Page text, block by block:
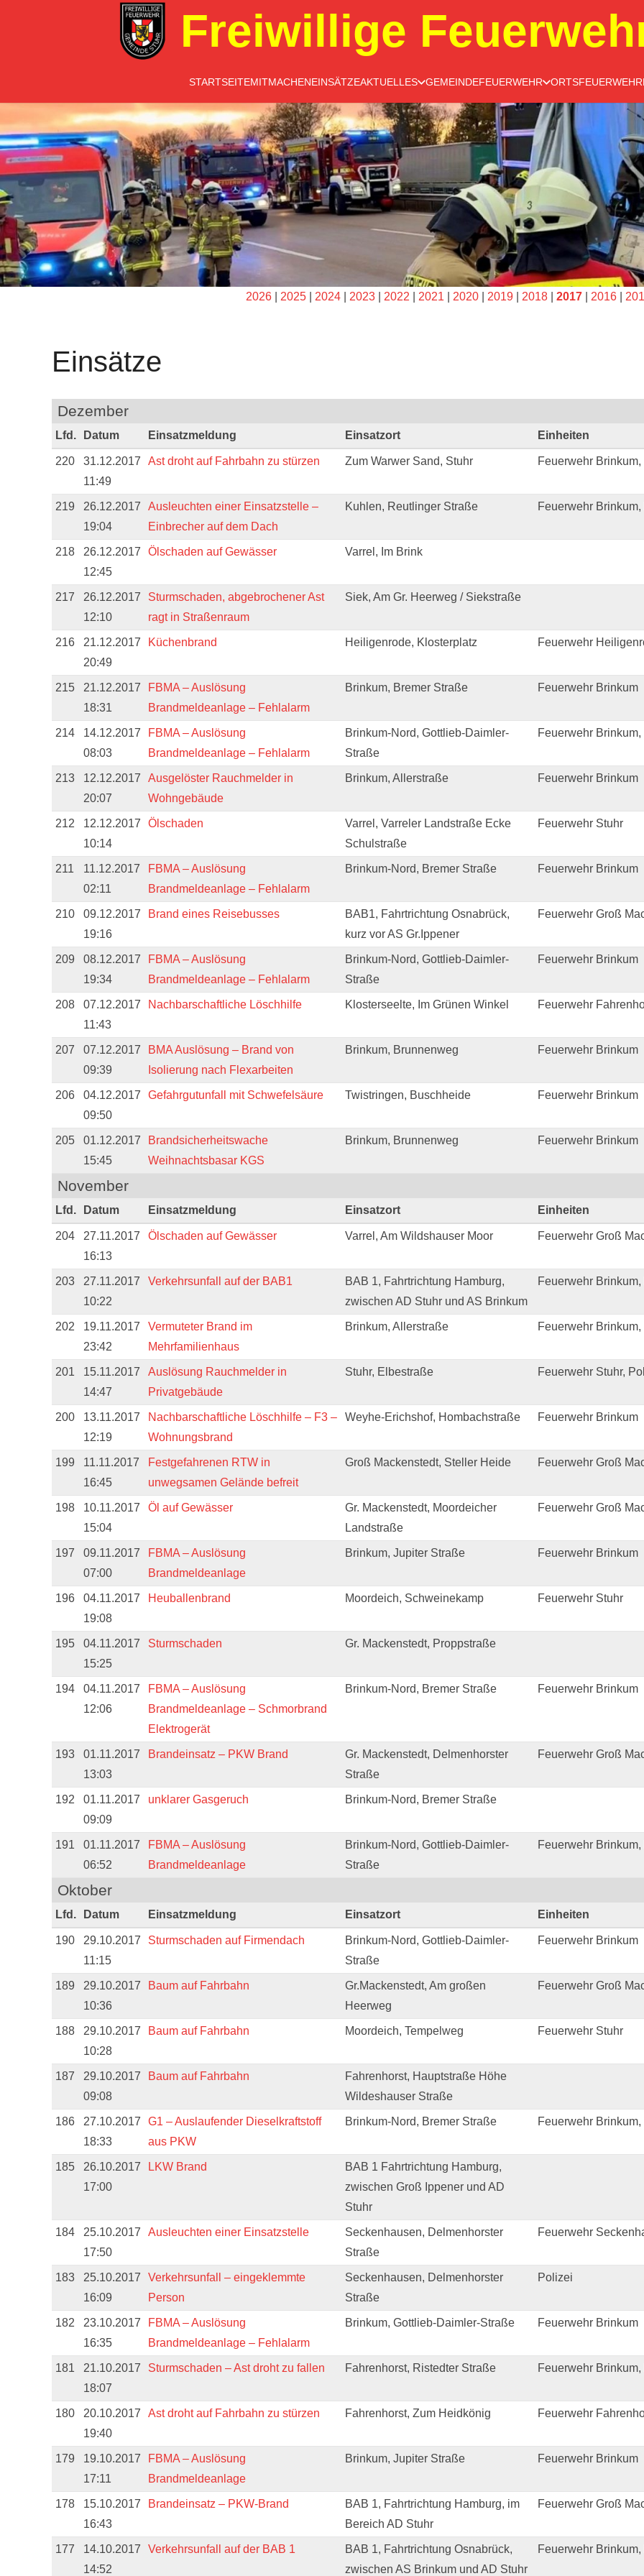
Freiwillige
STARTSEITEMITMACHENEINSÄTZEAKTUELLES GEMEINDEFEUERWEHR
2026 2025 2024 2023 2022 2021 2020 2019 2018 2017 2016
Einsätze
Dezember
Lfd. Datum Einsatzmeldung Einsatzort Einheiten
220
31.12.2017
11:49
Ast droht auf Fahrbahn zu stürzen Zum Warwer Sand, Stuhr Feuerwehr
219
26.12.2017
19:04
Ausleuchten einer Einsatzstelle –
Einbrecher auf dem Dach
Kuhlen, Reutlinger Straße Feuerwehr
218
26.12.2017
12:45
Ölschaden auf Gewässer Varrel, Im Brink
217
26.12.2017
12:10
Sturmschaden, abgebrochener Ast
ragt in Straßenraum
Siek, Am Gr. Heerweg / Siekstraße
216
21.12.2017
20:49
Küchenbrand Heiligenrode, Klosterplatz Feuerwehr
215
21.12.2017
18:31
FBMA – Auslösung
Brandmeldeanlage – Fehlalarm
Brinkum, Bremer Straße Feuerwehr Brinkum
214
14.12.2017
08:03
FBMA – Auslösung
Brandmeldeanlage – Fehlalarm
Brinkum-Nord, Gottlieb-Daimler-
Straße
Feuerwehr
213
12.12.2017
20:07
Ausgelöster Rauchmelder in
Wohngebäude
Brinkum, Allerstraße Feuerwehr Brinkum
212
12.12.2017
10:14
Ölschaden
Varrel, Varreler Landstraße Ecke
Schulstraße
Feuerwehr Stuhr
211
11.12.2017
02:11
FBMA – Auslösung
Brandmeldeanlage – Fehlalarm
Brinkum-Nord, Bremer Straße Feuerwehr Brinkum
210
09.12.2017
19:16
Brand eines Reisebusses
BAB1, Fahrtrichtung Osnabrück,
kurz vor AS Gr.Ippener
Feuerwehr Groß
209
08.12.2017
19:34
FBMA – Auslösung
Brandmeldeanlage – Fehlalarm
Brinkum-Nord, Gottlieb-Daimler-
Straße
Feuerwehr Brinkum
208
07.12.2017
11:43
Nachbarschaftliche Löschhilfe Klosterseelte, Im Grünen Winkel Feuerwehr
207
07.12.2017
09:39
BMA Auslösung – Brand von
Isolierung nach Flexarbeiten
Brinkum, Brunnenweg Feuerwehr Brinkum
206
04.12.2017
09:50
Gefahrgutunfall mit Schwefelsäure Twistringen, Buschheide Feuerwehr Brinkum
205
01.12.2017
15:45
Brandsicherheitswache
Weihnachtsbasar KGS
Brinkum, Brunnenweg Feuerwehr Brinkum
November
Lfd. Datum Einsatzmeldung Einsatzort Einheiten
204
27.11.2017
16:13
Ölschaden auf Gewässer Varrel, Am Wildshauser Moor Feuerwehr Groß
203
27.11.2017
10:22
Verkehrsunfall auf der BAB1
BAB 1, Fahrtrichtung Hamburg,
zwischen AD Stuhr und AS Brinkum
Feuerwehr
202
19.11.2017
23:42
Vermuteter Brand im
Mehrfamilienhaus
Brinkum, Allerstraße Feuerwehr
201
15.11.2017
14:47
Auslösung Rauchmelder in
Privatgebäude
Stuhr, Elbestraße Feuerwehr Stuhr,
200
13.11.2017
12:19
Nachbarschaftliche Löschhilfe – F3 –
Wohnungsbrand
Weyhe-Erichshof, Hombachstraße Feuerwehr Brinkum
199
11.11.2017
16:45
Festgefahrenen RTW in
unwegsamen Gelände befreit
Groß Mackenstedt, Steller Heide Feuerwehr Groß
198
10.11.2017
15:04
Öl auf Gewässer
Gr. Mackenstedt, Moordeicher
Landstraße
Feuerwehr Groß
197
09.11.2017
07:00
FBMA – Auslösung
Brandmeldeanlage
Brinkum, Jupiter Straße Feuerwehr Brinkum
196
04.11.2017
19:08
Heuballenbrand Moordeich, Schweinekamp Feuerwehr Stuhr
195
04.11.2017
15:25
Sturmschaden Gr. Mackenstedt, Proppstraße
194
04.11.2017
12:06
FBMA – Auslösung
Brandmeldeanlage – Schmorbrand
Elektrogerät
Brinkum-Nord, Bremer Straße Feuerwehr Brinkum
193
01.11.2017
13:03
Brandeinsatz – PKW Brand
Gr. Mackenstedt, Delmenhorster
Straße
Feuerwehr Groß
192
01.11.2017
09:09
unklarer Gasgeruch Brinkum-Nord, Bremer Straße
191
01.11.2017
06:52
FBMA – Auslösung
Brandmeldeanlage
Brinkum-Nord, Gottlieb-Daimler-
Straße
Feuerwehr
Oktober
Lfd. Datum Einsatzmeldung Einsatzort Einheiten
190
29.10.2017
11:15
Sturmschaden auf Firmendach
Brinkum-Nord, Gottlieb-Daimler-
Straße
Feuerwehr Brinkum
189
29.10.2017
10:36
Baum auf Fahrbahn
Gr.Mackenstedt, Am großen
Heerweg
Feuerwehr Groß
188
29.10.2017
10:28
Baum auf Fahrbahn Moordeich, Tempelweg Feuerwehr Stuhr
187
29.10.2017
09:08
Baum auf Fahrbahn
Fahrenhorst, Hauptstraße Höhe
Wildeshauser Straße
186
27.10.2017
18:33
G1 – Auslaufender Dieselkraftstoff
aus PKW
Brinkum-Nord, Bremer Straße Feuerwehr
185
26.10.2017
17:00
LKW Brand
BAB 1 Fahrtrichtung Hamburg,
zwischen Groß Ippener und AD
Stuhr
184
25.10.2017
17:50
Ausleuchten einer Einsatzstelle
Seckenhausen, Delmenhorster
Straße
Feuerwehr
183
25.10.2017
16:09
Verkehrsunfall – eingeklemmte
Person
Seckenhausen, Delmenhorster
Straße
Polizei
182
23.10.2017
16:35
FBMA – Auslösung
Brandmeldeanlage – Fehlalarm
Brinkum, Gottlieb-Daimler-Straße Feuerwehr Brinkum
181
21.10.2017
18:07
Sturmschaden – Ast droht zu fallen Fahrenhorst, Ristedter Straße Feuerwehr
180
20.10.2017
19:40
Ast droht auf Fahrbahn zu stürzen Fahrenhorst, Zum Heidkönig Feuerwehr
179
19.10.2017
17:11
FBMA – Auslösung
Brandmeldeanlage
Brinkum, Jupiter Straße Feuerwehr Brinkum
178
15.10.2017
16:43
Brandeinsatz – PKW-Brand
BAB 1, Fahrtrichtung Hamburg, im
Bereich AD Stuhr
Feuerwehr Groß
177
14.10.2017
14:52
Verkehrsunfall auf der BAB 1
BAB 1, Fahrtrichtung Osnabrück,
zwischen AS Brinkum und AD Stuhr
Feuerwehr